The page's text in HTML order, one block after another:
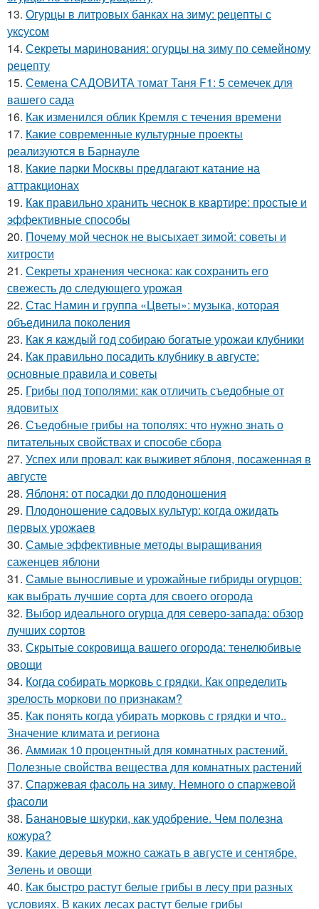
13. Огурцы в литровых банках на зиму: рецепты с
уксусом
14. Секреты маринования: огурцы на зиму по семейному
рецепту
15. Семена САДОВИТА томат Таня F1: 5 семечек для
вашего сада
16. Как изменился облик Кремля с течения времени
17. Какие современные культурные проекты
реализуются в Барнауле
18. Какие парки Москвы предлагают катание на
аттракционах
19. Как правильно хранить чеснок в квартире: простые и
эффективные способы
20. Почему мой чеснок не высыхает зимой: советы и
хитрости
21. Секреты хранения чеснока: как сохранить его
свежесть до следующего урожая
22. Стас Намин и группа «Цветы»: музыка, которая
объединила поколения
23. Как я каждый год собираю богатые урожаи клубники
24. Как правильно посадить клубнику в августе:
основные правила и советы
25. Грибы под тополями: как отличить съедобные от
ядовитых
26. Съедобные грибы на тополях: что нужно знать о
питательных свойствах и способе сбора
27. Успех или провал: как выживет яблоня, посаженная в
августе
28. Яблоня: от посадки до плодоношения
29. Плодоношение садовых культур: когда ожидать
первых урожаев
30. Самые эффективные методы выращивания
саженцев яблони
31. Самые выносливые и урожайные гибриды огурцов:
как выбрать лучшие сорта для своего огорода
32. Выбор идеального огурца для северо-запада: обзор
лучших сортов
33. Скрытые сокровища вашего огорода: тенелюбивые
овощи
34. Когда собирать морковь с грядки. Как определить
зрелость моркови по признакам?
35. Как понять когда убирать морковь с грядки и что..
Значение климата и региона
36. Аммиак 10 процентный для комнатных растений.
Полезные свойства вещества для комнатных растений
37. Спаржевая фасоль на зиму. Немного о спаржевой
фасоли
38. Банановые шкурки, как удобрение. Чем полезна
кожура?
39. Какие деревья можно сажать в августе и сентябре.
Зелень и овощи
40. Как быстро растут белые грибы в лесу при разных
условиях. В каких лесах растут белые грибы